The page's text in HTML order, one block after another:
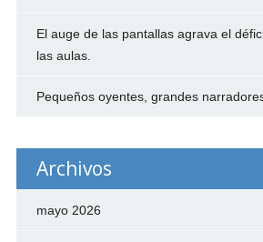
El auge de las pantallas agrava el
las aulas.
Pequeños oyentes, grandes
Archivos
mayo 2026